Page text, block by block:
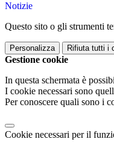
Notizie
Questo sito o gli strumenti
Personalizza Rifiuta tutti i
Gestione cookie
In questa schermata è
I cookie necessari sono
Per conoscere quali sono i
Cookie necessari per il